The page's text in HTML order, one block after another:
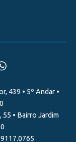
439 • 5º Andar •
• Bairro Jardim